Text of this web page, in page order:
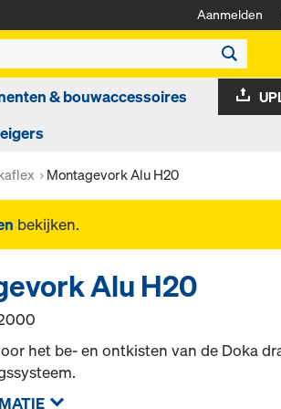
Aanmelden
& bouwaccessoires
Montagevork Alu H20
bekijken.
Alu H20
het be- en ontkisten van de Doka